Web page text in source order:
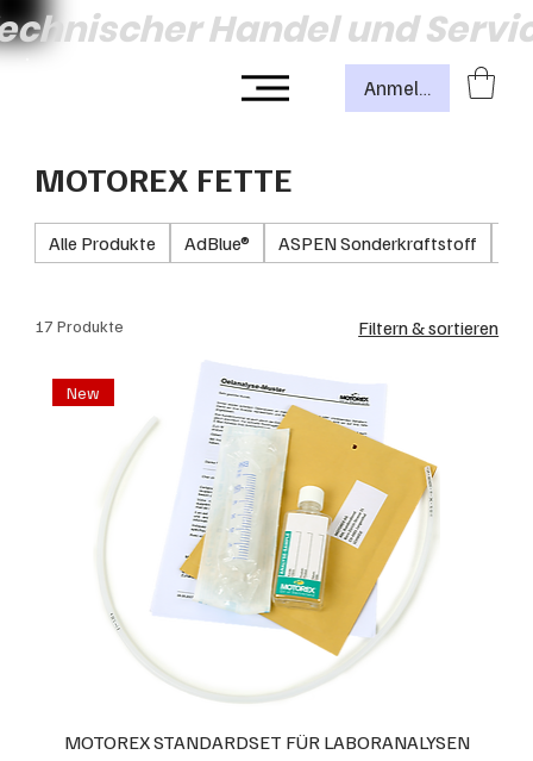
Handel und
Anmelden
MOTOREX FETTE
Alle Produkte AdBlue® ASPEN Sonderkraftstoff
17 Produkte Filtern & sortieren
New
MOTOREX STANDARDSET FÜR LABORANALYSEN